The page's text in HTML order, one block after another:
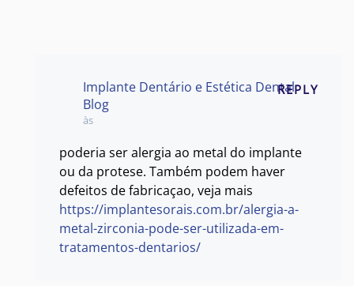
Implante Dentário e Estética Dental
Blog
às
REPLY
poderia ser alergia ao metal do implante
ou da protese. Também podem haver
defeitos de fabricaçao, veja mais
https://implantesorais.com.br/alergia-a-
metal-zirconia-pode-ser-utilizada-em-
tratamentos-dentarios/